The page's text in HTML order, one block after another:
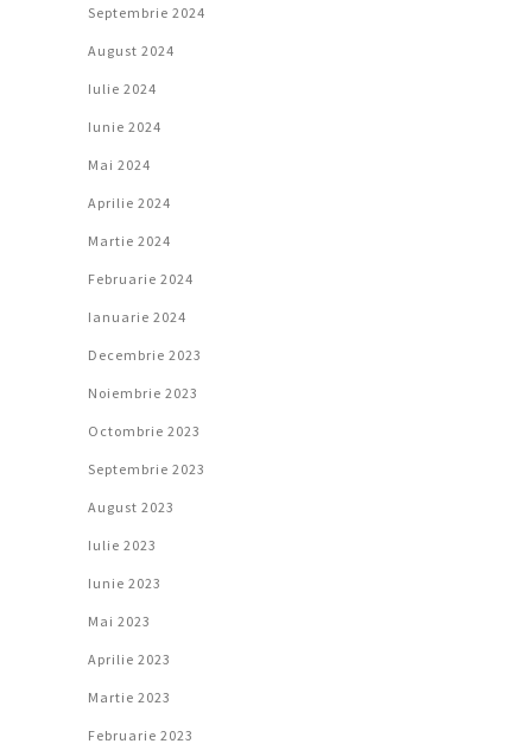
Septembrie 2024
August 2024
Iulie 2024
Iunie 2024
Mai 2024
Aprilie 2024
Martie 2024
Februarie 2024
Ianuarie 2024
Decembrie 2023
Noiembrie 2023
Octombrie 2023
Septembrie 2023
August 2023
Iulie 2023
Iunie 2023
Mai 2023
Aprilie 2023
Martie 2023
Februarie 2023